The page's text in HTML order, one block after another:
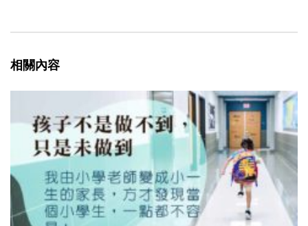
相關內容